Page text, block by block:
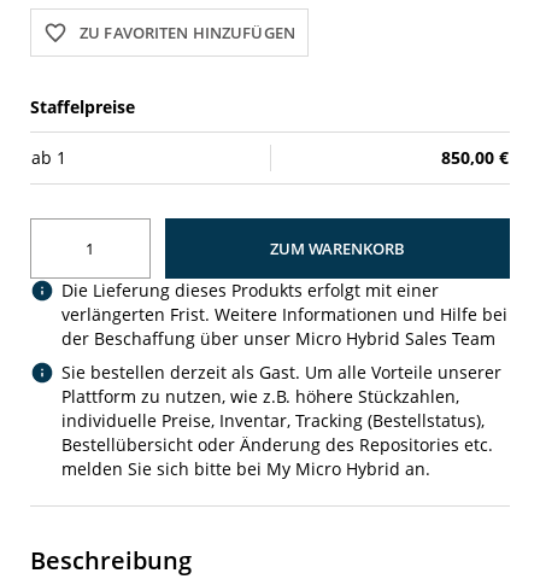
ZU FAVORITEN HINZUFÜGEN
Staffelpreise
ab 1 850,00 €
ZUM WARENKORB
Die Lieferung dieses Produkts erfolgt mit einer
verlängerten Frist. Weitere Informationen und Hilfe bei
der Beschaffung über unser Micro Hybrid Sales Team
Sie bestellen derzeit als Gast. Um alle Vorteile unserer
Plattform zu nutzen, wie z.B. höhere Stückzahlen,
individuelle Preise, Inventar, Tracking (Bestellstatus),
Bestellübersicht oder Änderung des Repositories etc.
melden Sie sich bitte bei My Micro Hybrid an.
Beschreibung